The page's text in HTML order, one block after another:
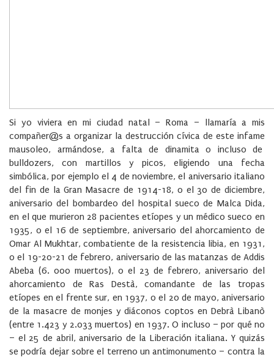
Si yo viviera en mi ciudad natal – Roma – llamaría a mis
compañer@s a organizar la destrucción cívica de este infame
mausoleo, armándose, a falta de dinamita o incluso de
bulldozers, con martillos y picos, eligiendo una fecha
simbólica, por ejemplo el 4 de noviembre, el aniversario italiano
del fin de la Gran Masacre de 1914-18, o el 30 de diciembre,
aniversario del bombardeo del hospital sueco de Malca Dida,
en el que murieron 28 pacientes etíopes y un médico sueco en
1935, o el 16 de septiembre, aniversario del ahorcamiento de
Omar Al Mukhtar, combatiente de la resistencia libia, en 1931,
o el 19-20-21 de febrero, aniversario de las matanzas de Addis
Abeba (6. 000 muertos), o el 23 de febrero, aniversario del
ahorcamiento de Ras Destà, comandante de las tropas
etíopes en el frente sur, en 1937, o el 20 de mayo, aniversario
de la masacre de monjes y diáconos coptos en Debrà Libanò
(entre 1.423 y 2.033 muertos) en 1937. O incluso – por qué no
– el 25 de abril, aniversario de la Liberación italiana. Y quizás
se podría dejar sobre el terreno un antimonumento – contra la